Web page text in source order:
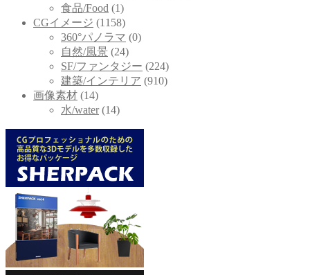
食品/Food (1)
CGイメージ (1158)
360°パノラマ (0)
自然/風景 (24)
SF/ファンタジー (224)
建築/インテリア (910)
画像素材 (14)
水/water (14)